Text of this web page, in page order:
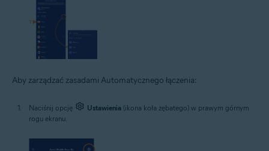
Aby zarządzać zasadami Automatycznego łączenia:
Naciśnij opcję Ustawienia (ikona koła zębatego) w prawym górnym
rogu ekranu.